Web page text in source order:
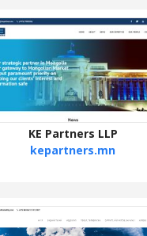
KE Partners LLP
kepartners.mn